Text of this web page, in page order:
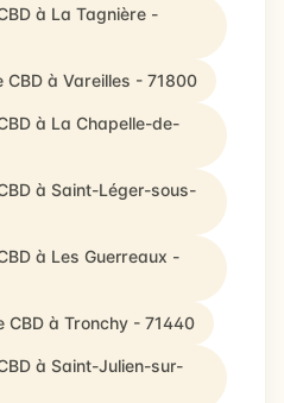
à La Tagnière -
à Vareilles - 71800
à La Chapelle-de-
à Saint-Léger-sous-
à Les Guerreaux -
CBD à Tronchy - 71440
à Saint-Julien-sur-